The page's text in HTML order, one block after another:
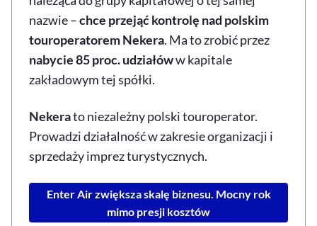
nazwie –chce przejąć kontrolę nad polskim
touroperatorem Nekera. Ma to zrobić przez
nabycie 85 proc. udziałóww kapitale
zakładowym tej spółki.
Nekerato niezależny polski touroperator.
Prowadzi działalność w zakresie organizacji i
sprzedaży imprez turystycznych.
Enter Air zwiększa skalę biznesu. Mocny rok
mimo presji kosztów